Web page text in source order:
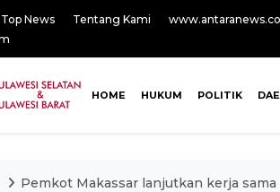
Top News Tentang Kami
HOME HUKUM POLITIK
Pemkot Makassar lanjutkan kerja